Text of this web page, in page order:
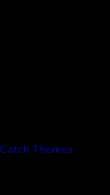
Catch Themes